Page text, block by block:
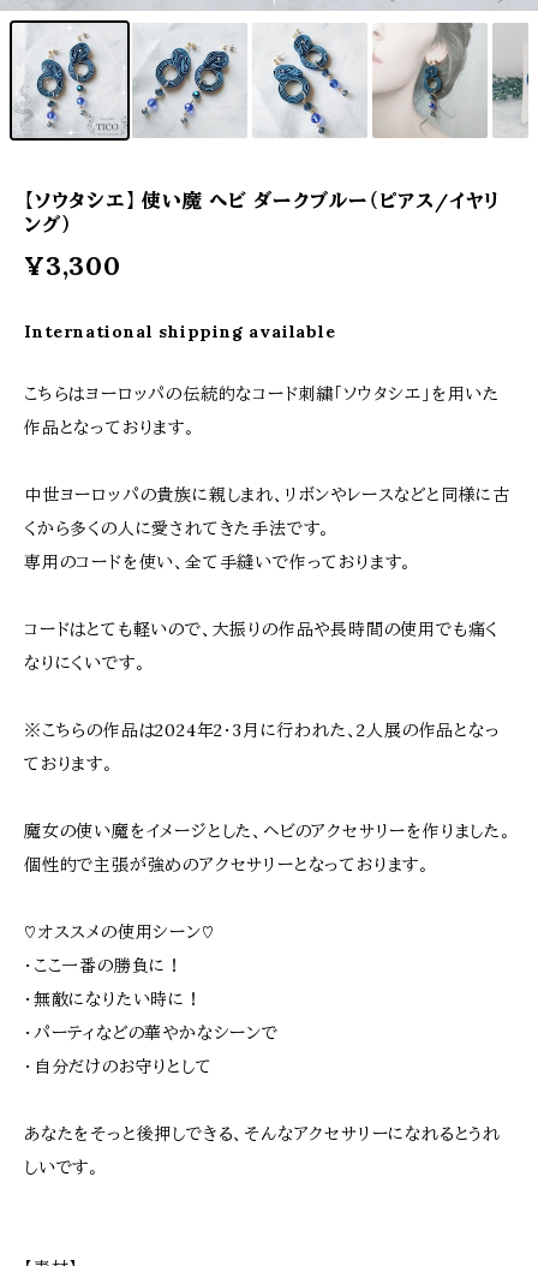
【ソウタシエ】 使い魔 ヘビ ダークブルー（ピアス/イヤリ
ング）
¥3,300
International shipping available
こちらはヨーロッパの伝統的なコード刺繍「ソウタシエ」を用いた
作品となっております。
中世ヨーロッパの貴族に親しまれ、リボンやレースなどと同様に古
くから多くの人に愛されてきた手法です。
専用のコードを使い、全て手縫いで作っております。
コードはとても軽いので、大振りの作品や長時間の使用でも痛く
なりにくいです。
※こちらの作品は2024年2･3月に行われた、2人展の作品となっ
ております。
魔女の使い魔をイメージとした、ヘビのアクセサリーを作りました。
個性的で主張が強めのアクセサリーとなっております。
♡オススメの使用シーン♡
・ここ一番の勝負に！
・無敵になりたい時に！
・パーティなどの華やかなシーンで
・自分だけのお守りとして
あなたをそっと後押しできる、そんなアクセサリーになれるとうれ
しいです。